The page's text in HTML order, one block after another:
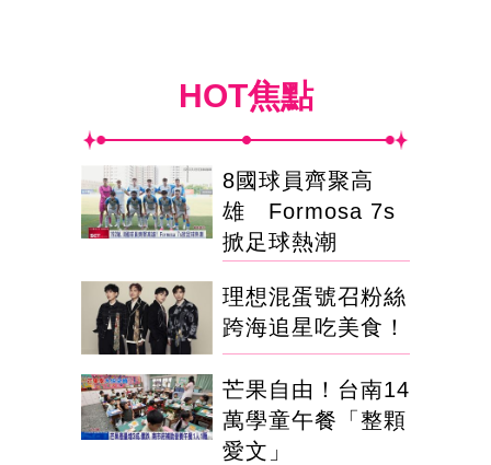
HOT焦點
8國球員齊聚高
雄 Formosa 7s
掀足球熱潮
理想混蛋號召粉絲
跨海追星吃美食！
芒果自由！台南14
萬學童午餐「整顆
愛文」